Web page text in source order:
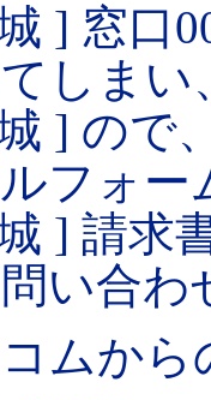
] 窓口
しま
] ので
フォ
] 請求
い合わ
ムから